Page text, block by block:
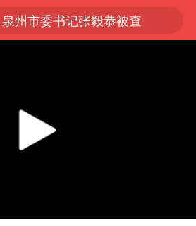
泉州市委书记张毅恭被查
中医教你一招提升气血